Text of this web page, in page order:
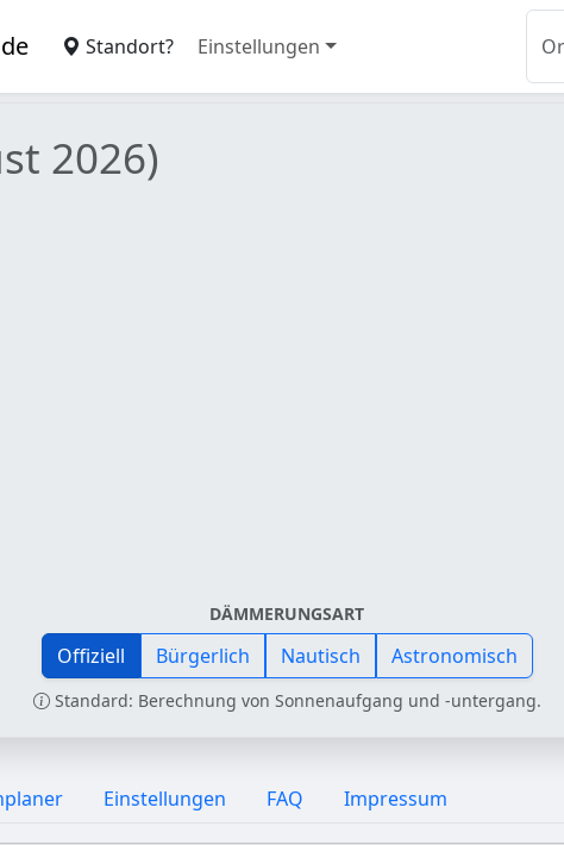
Standort? Einstellungen
2026)
DÄMMERUNGSART
Offiziell Bürgerlich Nautisch Astronomisch
Standard: Berechnung von Sonnenaufgang und -untergang.
Einstellungen FAQ Impressum